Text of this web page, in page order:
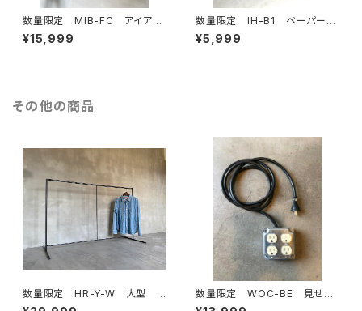
数量限定 MIB-FC アイアン
バー ガス管 ドアノブ ハン
ドル 取手 ランドリールー
¥15,999
数量限定 IH-B1 ペーパーホ
ルダー キッチンペーパー トイレ
ットペーパー アイアン 鉄製 イ
¥5,999
その他の商品
数量限定 HR-Y-W 大型
大きなハンガーラック アイア
数量限定 WOC-BE 見せる
延長コード コンセント 本体＋